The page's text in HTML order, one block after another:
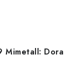
Mimetall: Dora